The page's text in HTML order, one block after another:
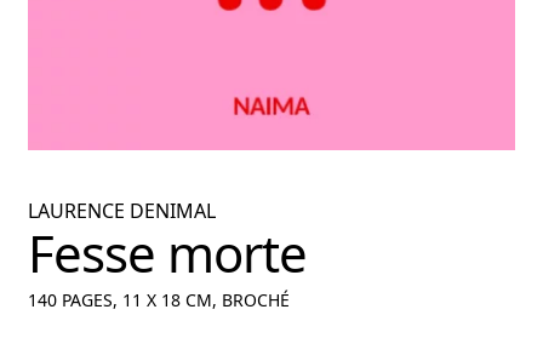
LAURENCE DENIMAL
Fesse morte
140 PAGES, 11 X 18 CM, BROCHÉ